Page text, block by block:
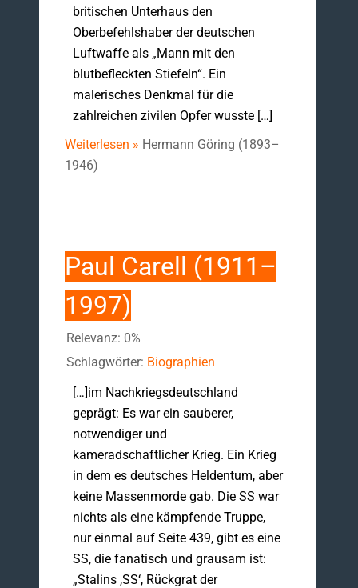
britischen Unterhaus den
Oberbefehlshaber der deutschen
Luftwaffe als „Mann mit den
blutbefleckten Stiefeln“. Ein
malerisches Denkmal für die
zahlreichen zivilen Opfer wusste […]
Weiterlesen » Hermann Göring (1893–
1946)
Paul Carell (1911–
1997)
Relevanz: 0%
Schlagwörter: Biographien
[…]im Nachkriegsdeutschland
geprägt: Es war ein sauberer,
notwendiger und
kameradschaftlicher Krieg. Ein Krieg
in dem es deutsches Heldentum, aber
keine Massenmorde gab. Die SS war
nichts als eine kämpfende Truppe,
nur einmal auf Seite 439, gibt es eine
SS, die fanatisch und grausam ist:
„Stalins ,SS‘, Rückgrat der